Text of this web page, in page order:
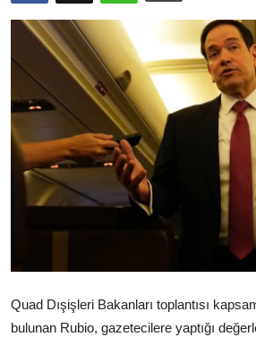
Video
Yazarlar
İletişim
Quad Dışişleri Bakanları toplantısı
bulunan Rubio, gazetecilere yaptığı